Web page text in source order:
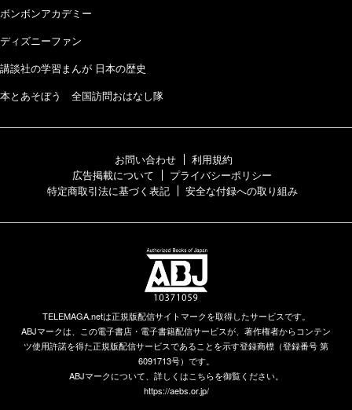
ボンボンアカデミー
ディズニーファン
講談社の学習まんが 日本の歴史
本とあそぼう 全国訪問おはなし隊
お問い合わせ
利用規約
広告掲載について
プライバシーポリシー
特定商取引法に基づく表記
安全な付録への取り組み
TELEMAGA.netは正規版配信サイトマークを取得したサービスです。
ABJマークは、この電子書店・電子書籍配信サービスが、著作権者からコンテン
ツ使用許諾を得た正規版配信サービスであることを示す登録商標（登録番号 第
6091713号）です。
ABJマークについて、詳しくはこちらを御覧ください。
https://aebs.or.jp/